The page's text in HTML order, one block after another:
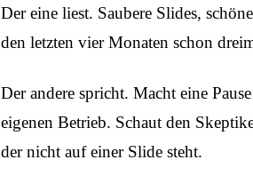
Der eine liest. Saubere Slides,
den letzten vier Monaten schon
Der andere spricht. Macht eine
eigenen Betrieb. Schaut den
der nicht auf einer Slide steht.